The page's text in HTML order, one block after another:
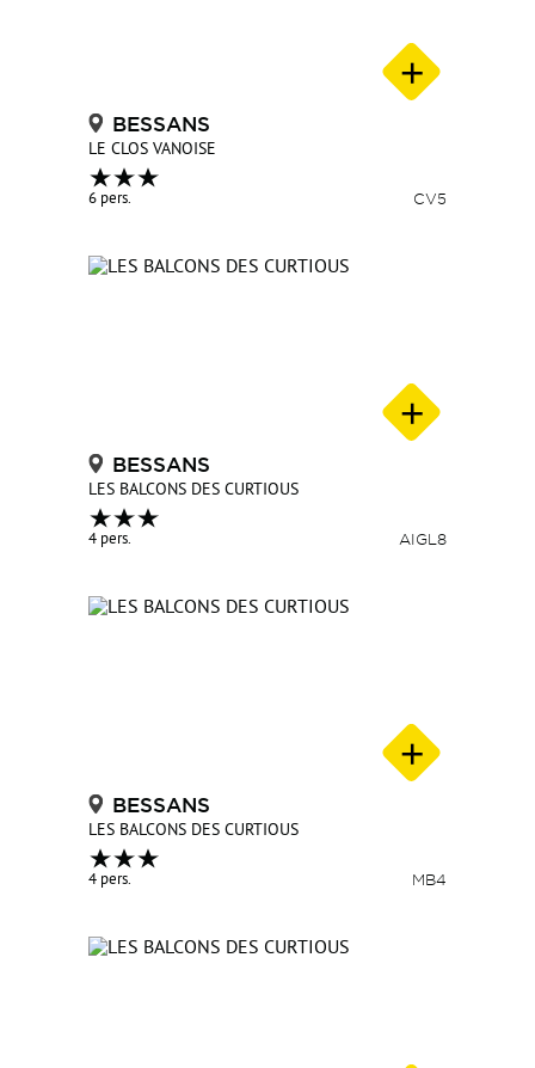
BESSANS
LE CLOS VANOISE
6 pers. CV5
BESSANS
LES BALCONS DES CURTIOUS
4 pers. AIGL8
BESSANS
LES BALCONS DES CURTIOUS
4 pers. MB4